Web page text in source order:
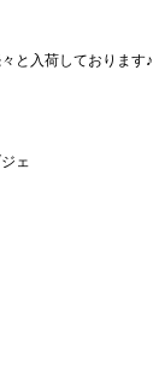
と入荷しております♪
ェ